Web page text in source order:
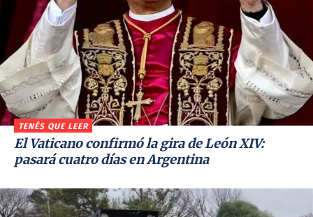
TENÉS QUE LEER
El Vaticano confirmó la gira de León XIV:
pasará cuatro días en Argentina